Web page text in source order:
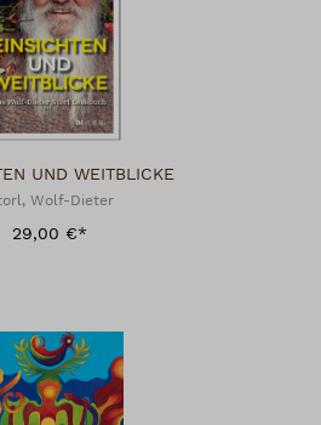
UND WEITBLICKE
Wolf-Dieter
29,00 €*